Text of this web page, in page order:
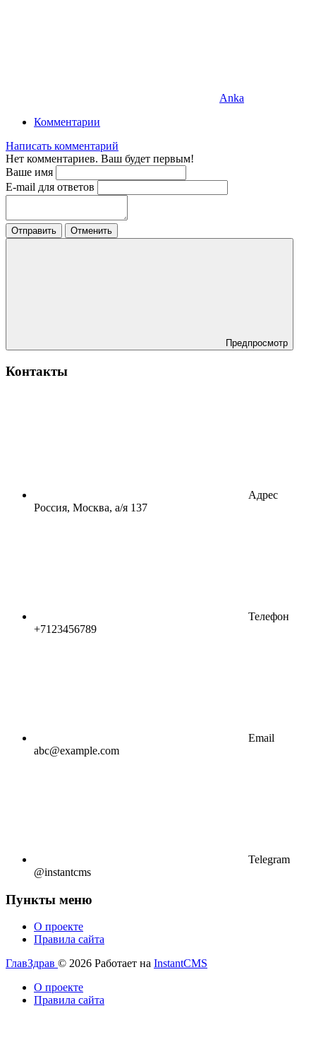
Anka
Комментарии
Написать комментарий
Нет комментариев. Ваш будет первым!
Ваше имя
E-mail для ответов
Отправить Отменить
Предпросмотр
Контакты
Адрес
Россия, Москва, а/я 137
Телефон
+7123456789
Email
abc@example.com
Telegram
@instantcms
Пункты меню
О проекте
Правила сайта
ГлавЗдрав © 2026 Работает на InstantCMS
О проекте
Правила сайта